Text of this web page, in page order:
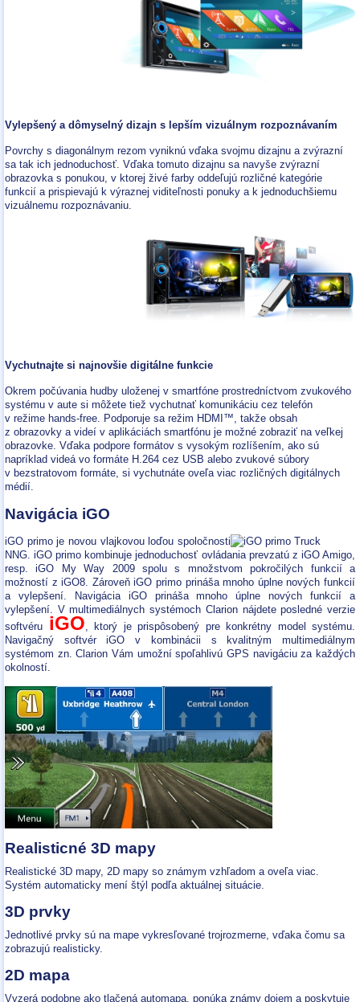
Vylepšený a dômyselný dizajn s lepším vizuálnym rozpoznávaním
Povrchy s diagonálnym rezom vyniknú vďaka svojmu dizajnu a zvýrazní
sa tak ich jednoduchosť. Vďaka tomuto dizajnu sa navyše zvýrazní
obrazovka s ponukou, v ktorej živé farby oddeľujú rozličné kategórie
funkcií a prispievajú k výraznej viditeľnosti ponuky a k jednoduchšiemu
vizuálnemu rozpoznávaniu.
Vychutnajte si najnovšie digitálne funkcie
Okrem počúvania hudby uloženej v smartfóne prostredníctvom zvukového
systému v aute si môžete tiež vychutnať komunikáciu cez telefón
v režime hands-free. Podporuje sa režim HDMI™, takže obsah
z obrazovky a videí v aplikáciách smartfónu je možné zobraziť na veľkej
obrazovke. Vďaka podpore formátov s vysokým rozlíšením, ako sú
napríklad videá vo formáte H.264 cez USB alebo zvukové súbory
v bezstratovom formáte, si vychutnáte oveľa viac rozličných digitálnych
médií.
Navigácia iGO
iGO primo je novou vlajkovou loďou spoločnosti
NNG. iGO primo kombinuje jednoduchosť ovládania prevzatú z iGO Amigo,
resp. iGO My Way 2009 spolu s množstvom pokročilých funkcií a
možností z iGO8. Zároveň iGO primo prináša mnoho úplne nových funkcií
a vylepšení. Navigácia iGO prináša mnoho úplne nových funkcií a
vylepšení. V multimediálnych systémoch Clarion nájdete posledné verzie
softvéru iGO , ktorý je prispôsobený pre konkrétny model systému.
Navigačný softvér iGO v kombinácii s kvalitným multimediálnym
systémom zn. Clarion Vám umožní spoľahlivú GPS navigáciu za každých
okolností.
Realisticné 3D mapy
Realistické 3D mapy, 2D mapy so známym vzhľadom a oveľa viac.
Systém automaticky mení štýl podľa aktuálnej situácie.
3D prvky
Jednotlivé prvky sú na mape vykresľované trojrozmerne, vďaka čomu sa
zobrazujú realisticky.
2D mapa
Vyzerá podobne ako tlačená automapa, ponúka známy dojem a poskytuje